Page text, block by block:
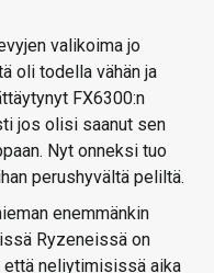
valikoima jo
oli todella vähän ja
FX6300:n
jos olisi saanut sen
Nyt onneksi tuo
perushyvältä peliltä.
enemmänkin
Ryzeneissä on
että neliytimisissä aika